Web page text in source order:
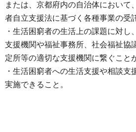
または、京都府内の自治体において
者自立支援法に基づく各種事業の受
・生活困窮者の生活上の課題に対し
支援機関や福祉事務所、社会福祉協
定所等の適切な支援機関に繋ぐこと
・生活困窮者への生活支援や相談支
実施できること。